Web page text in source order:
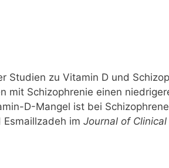
Studien zu Vitamin D und
mit Schizophrenie einen
D-Mangel ist bei
im Journal of Clinical